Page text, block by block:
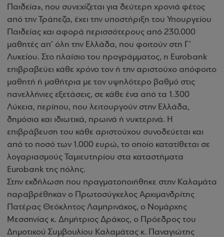
Παιδεία», που συνεχίζεται για δεύτερη χρονιά φέτος
από την Τράπεζα, έχει την υποστήριξη του Υπουργείου
Παιδείας και αφορά περισσότερους από 230.000
μαθητές απ’ όλη την Ελλάδα, που φοιτούν στη Γ’
Λυκείου. Στο πλαίσιο του προγράμματος, η Eurobank
επιβραβεύει κάθε χρόνο τον ή την αριστούχο απόφοιτο
μαθητή ή μαθήτρια με τον υψηλότερο βαθμό στις
πανελλήνιες εξετάσεις, σε κάθε ένα από τα 1.300
Λύκεια, περίπου, που λειτουργούν στην Ελλάδα,
δημόσια και ιδιωτικά, πρωινά ή νυκτερινά. Η
επιβράβευση του κάθε αριστούχου συνοδεύεται και
από το ποσό των 1.000 ευρώ, το οποίο κατατίθεται σε
λογαριασμούς Ταμιευτηρίου στα καταστήματα
Eurobank της πόλης.
Στην εκδήλωση που πραγματοποιήθηκε στην Καλαμάτα
παραβρέθηκαν ο Πρωτοσύγκελος Αρχιμανδρίτης
Πατέρας Θεόκλητος Λαμπρινάκος, ο Νομάρχης
Μεσσηνίας κ. Δημήτριος Δράκος, ο Πρόεδρος του
Δημοτικού Συμβουλίου Καλαμάτας κ. Παναγιώτης